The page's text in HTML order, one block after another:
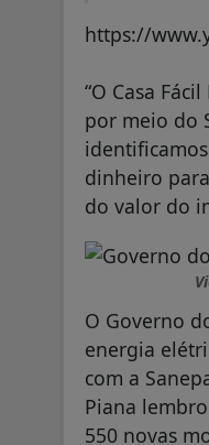
https://
“O Casa
por meio do
dinheiro
do valor do
O Governo
energia
com a
Piana
550 novas